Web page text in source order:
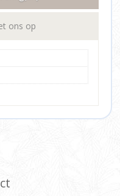
ons op